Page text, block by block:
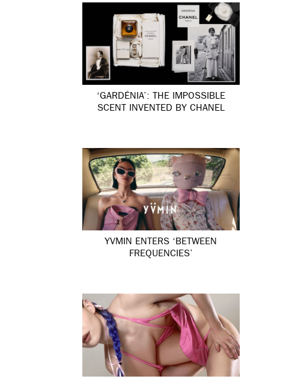
‘GARDÉNIA’: THE IMPOSSIBLE
SCENT INVENTED BY CHANEL
YVMIN ENTERS ‘BETWEEN
FREQUENCIES’